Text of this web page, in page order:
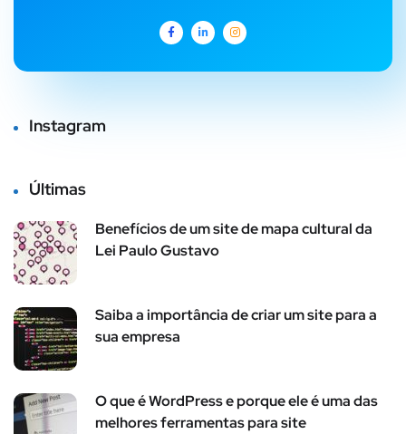
Instagram
Últimas
Benefícios de um site de mapa cultural da
Lei Paulo Gustavo
Saiba a importância de criar um site para a
sua empresa
O que é WordPress e porque ele é uma das
melhores ferramentas para site